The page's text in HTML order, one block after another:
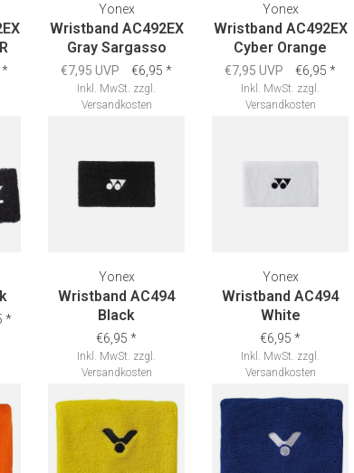
*
Yonex
Wristband AC492EX
Gray Sargasso
€7,95 UVP €6,95 *
Inkl. MwSt. zzgl.
Versandkosten
Yonex
Wristband AC492EX
Cyber Orange
€7,95 UVP €6,95 *
Inkl. MwSt. zzgl.
Versandkosten
*
Yonex
Wristband AC494
Black
€6,95 *
Inkl. MwSt. zzgl.
Versandkosten
Yonex
Wristband AC494
White
€6,95 *
Inkl. MwSt. zzgl.
Versandkosten